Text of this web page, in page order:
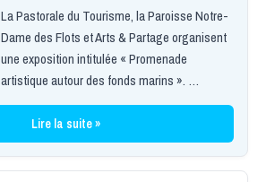
La Pastorale du Tourisme, la Paroisse Notre-
Dame des Flots et Arts & Partage organisent
une exposition intitulée « Promenade
artistique autour des fonds marins ». …
Lire la suite »